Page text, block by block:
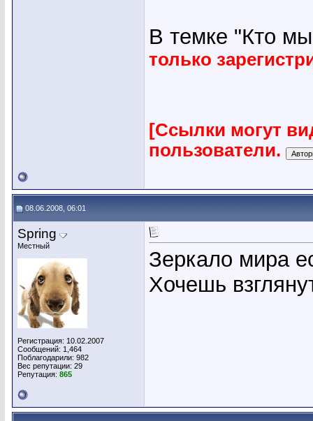
В темке "Кто
только
[Ссылки могут
пользователи.
08.06.2008, 06:01
Spring
Местный
Регистрация: 10.02.2007
Сообщений: 1,464
Поблагодарили: 982
Вес репутации: 29
Репутация: 865
Зеркало мира
Хочешь